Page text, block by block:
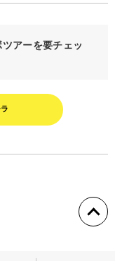
アーを要チェッ